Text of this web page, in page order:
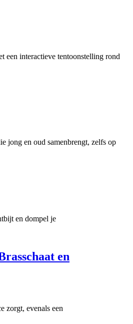
een interactieve tentoonstelling rond
jong en oud samenbrengt, zelfs op
en dompel je
en
zorgt, evenals een